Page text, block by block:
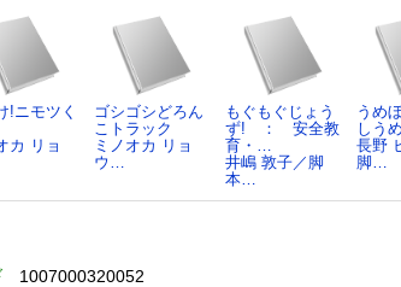
!ニモツく
カ リョ
ゴシゴシどろん
こトラック
ミノオカ リョ
ウ…
もぐもぐじょう
ず! ： 安全教
育・…
井嶋 敦子／脚
本…
うめ
しう
長野
脚…
1007000320052